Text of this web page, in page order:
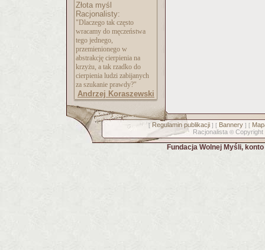
Złota myśl
Racjonalisty:
"Dlaczego tak często
wracamy do męczeństwa
tego jednego,
przemienionego w
abstrakcję cierpienia na
krzyżu, a tak rzadko do
cierpienia ludzi zabijanych
za szukanie prawdy?"
Andrzej Koraszewski
[ Regulamin publikacji] [ Bannery] [
Racjonalista © Copyright
Fundacja Wolnej Myśli,